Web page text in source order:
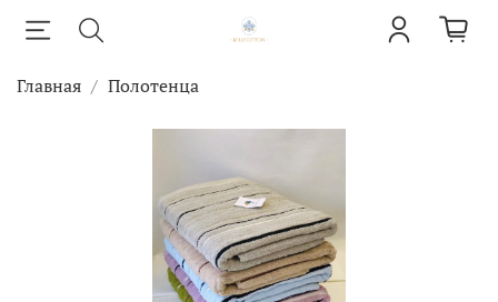
Главная Полотенца